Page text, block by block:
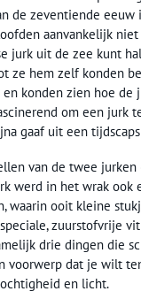
de zeventiende eeuw
aanvankelijk
jurk uit de zee kunt
ze hem zelf konden
konden zien hoe de
om een jurk
gaaf uit een
van de twee jurken
werd in het wrak ook
waarin ooit kleine
zuurstofvrije
drie dingen die
voorwerp dat je wilt
en licht.